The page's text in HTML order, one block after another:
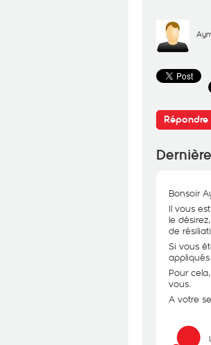
Bonsoir
Il vous
le
de
Si vous
Pour
vous.
A votre